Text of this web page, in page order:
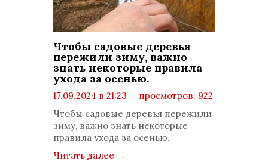
Чтобы садовые деревья
пережили зиму, важно
знать некоторые правила
ухода за осенью.
17.09.2024 в 21:23
просмотров: 922
комментариев: 0
Чтобы садовые деревья пережили
зиму, важно знать некоторые
правила ухода за осенью.
Читать далее →